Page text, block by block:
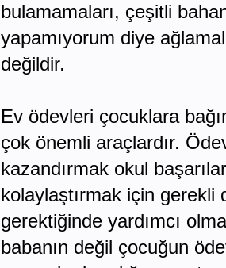
bulamamaları, çeşitli
yapamıyorum diye
değildir.
Ev ödevleri çocuklara
çok önemli araçlardır.
kazandırmak okul
kolaylaştırmak için
gerektiğinde yardımcı
babanın değil çocuğun